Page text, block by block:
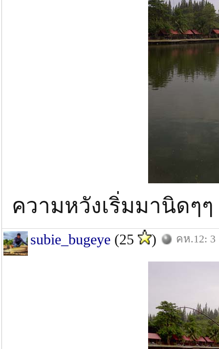
ความหวังเริ่มมานิดๆ
subie_bugeye (25 ) คห.12: 3